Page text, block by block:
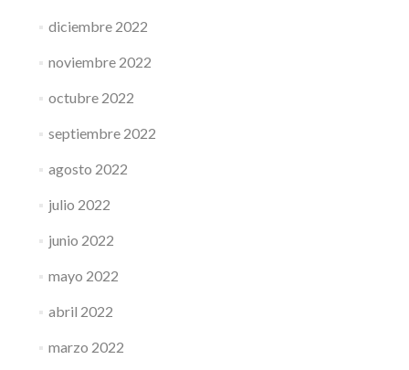
diciembre 2022
noviembre 2022
octubre 2022
septiembre 2022
agosto 2022
julio 2022
junio 2022
mayo 2022
abril 2022
marzo 2022